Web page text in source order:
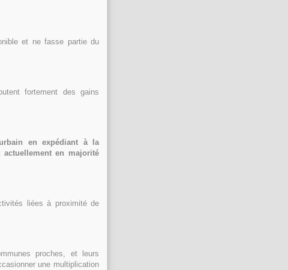
et ne fasse partie du
fortement des gains
en expédiant à la
en majorité
liées à proximité de
proches, et leurs
une multiplication